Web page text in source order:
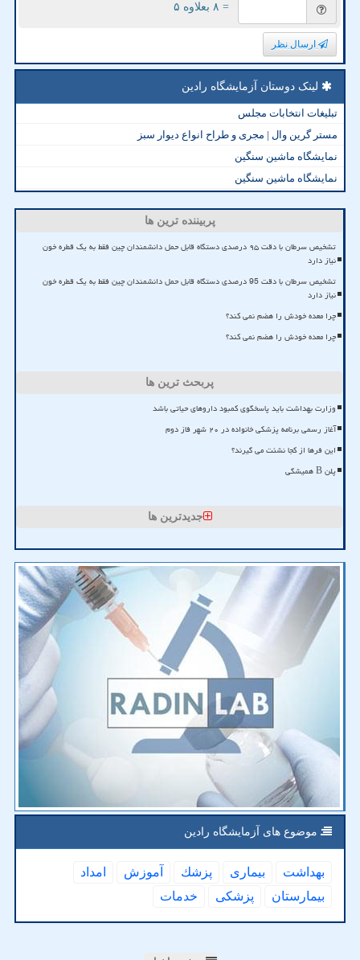
= ۸ بعلاوه ۵
ارسال نظر
لینک دوستان آزمایشگاه رادین
تبلیغات انتخابات مجلس
مستر گرین وال | مجری و طراح انواع دیوار سبز
نمایشگاه ماشین سنگین
نمایشگاه ماشین سنگین
پربیننده ترین ها
تشخیص سرطان با دقت ۹۵ درصدی دستگاه قابل حمل دانشمندان چین فقط به یک قطره خون
نیاز دارد
تشخیص سرطان با دقت 95 درصدی دستگاه قابل حمل دانشمندان چین فقط به یک قطره خون
نیاز دارد
چرا معده خودش را هضم نمی کند؟
چرا معده خودش را هضم نمی کند؟
پربحث ترین ها
وزارت بهداشت باید پاسخگوی کمبود داروهای حیاتی باشد
آغاز رسمی برنامه پزشکی خانواده در ۲۰ شهر فاز دوم
این فرها از کجا نشئت می گیرند؟
پلن B همیشگی
جدیدترین ها
موضوع های آزمایشگاه رادین
بهداشت بیماری پزشك آموزش
امداد
بیمارستان
پزشكی خدمات